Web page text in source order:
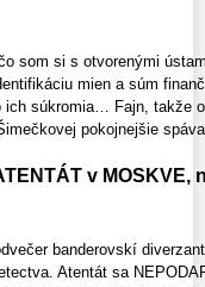
som si s otvorenými
mien a súm
ich súkromia… Fajn, takže
pokojnejšie
v MOSKVE,
banderovskí
Atentát sa